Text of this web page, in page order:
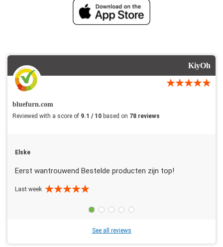
KiyOh
bluefurn.com
Reviewed with a score of 9.1 / 10 based on 78 reviews
Elske
Eerst wantrouwend Bestelde producten zijn top!
Last week
See all reviews